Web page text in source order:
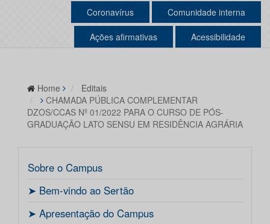
Coronavírus Comunidade interna
Ações afirmativas Acessibilidade
Home
Editais
CHAMADA PÚBLICA COMPLEMENTAR
DZOS/CCAS Nº 01/2022 PARA O CURSO DE PÓS-
GRADUAÇÃO LATO SENSU EM RESIDÊNCIA AGRÁRIA
Sobre o Campus
ㅤ➤ Bem-vindo ao Sertão
ㅤ➤ Apresentação do Campus